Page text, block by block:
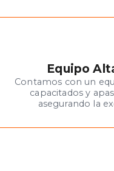
Equipo
Contamos con un
capacitados y
asegurando la